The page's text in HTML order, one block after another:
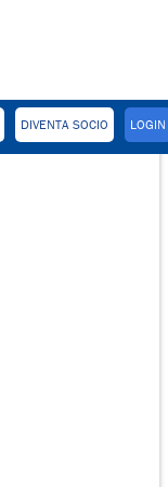
LOGIN
DIVENTA SOCIO